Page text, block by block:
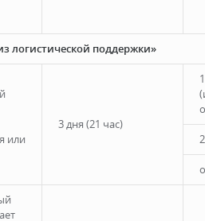
логистической поддержки»
или
3 дня (21 час)
1
2